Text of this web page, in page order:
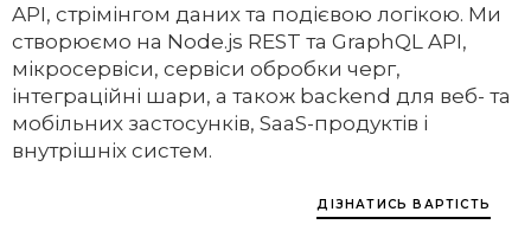
API, стрімінгом даних та подієвою логікою. Ми
створюємо на Node.js REST та GraphQL API,
мікросервіси, сервіси обробки черг,
інтеграційні шари, а також backend для веб- та
мобільних застосунків, SaaS-продуктів і
внутрішніх систем.
ДІЗНАТИСЬ ВАРТІСТЬ